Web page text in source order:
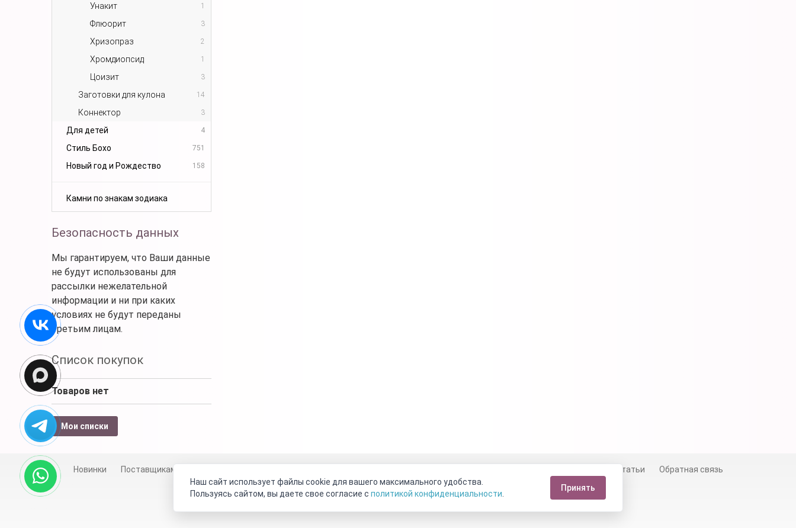
Унакит 1
Флюорит 3
Хризопраз 2
Хромдиопсид 1
Цоизит 3
Заготовки для кулона 14
Коннектор 3
Для детей 4
Стиль Бохо 751
Новый год и Рождество 158
Камни по знакам зодиака
Безопасность данных
Мы гарантируем, что Ваши данные
не будут использованы для
рассылки нежелательной
информации и ни при каких
условиях не будут переданы
третьим лицам.
Список покупок
Товаров нет
Мои списки
Новинки Поставщикам Статьи
Обратная связь
Видео о камнях
СОУТ Телеграм Max
Наш сайт использует файлы cookie для вашего максимального удобства.
Пользуясь сайтом, вы даете свое согласие с политикой конфиденциальности
Принять